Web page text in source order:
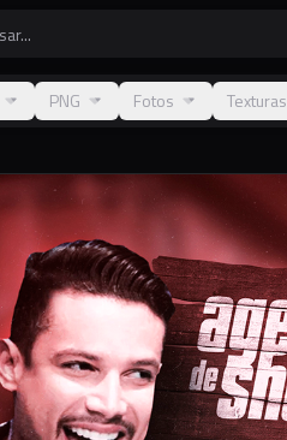
PNG Fotos Texturas